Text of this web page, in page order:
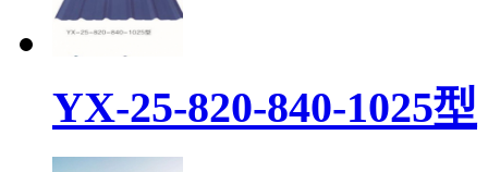
YX-25-820-840-1025型